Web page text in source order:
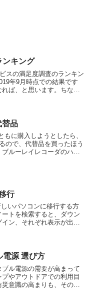
ンキング
スの満足度調査のランキン
年9月時点での結果です
ば、と思います。ちなみ
替品
もに購入しようとしたら、
ので、代替品を買ったほう
ルーレイレコーダのハー
行
いパソコンに移行する方
トを検索すると、ダウン
ン、それぞれ表示が出ま
パソ...
電源 選び方
ル電源の需要が高まって
プやアウトドアでの利用目
意識の高まりも、その理